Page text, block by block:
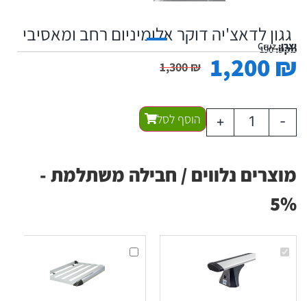
גגון לדאצ'יה דוקר אלומיניום רחב ומאסיבי
יצרן:Cruzמקט:190
1,300₪ 1,200₪
-
+ הוסף לסל
מוצרים נלווים / חבילה משתלמת -
5%
גגון
לדאצ'יה
גגון
עריסה